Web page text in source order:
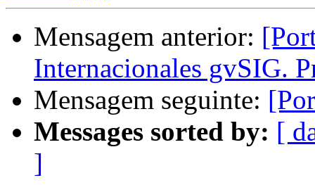
Mensagem anterior:
Internacionales gvSIG.
Mensagem seguinte:
Messages sorted by: [
]